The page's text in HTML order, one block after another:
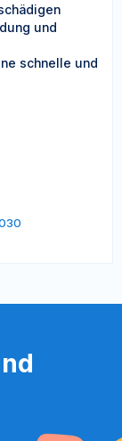
und
schnelle und